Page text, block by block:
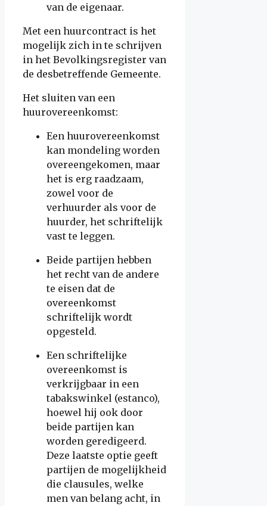
van de eigenaar.
Met een huurcontract is het
mogelijk zich in te schrijven
in het Bevolkingsregister van
de desbetreffende Gemeente.
Het sluiten van een
huurovereenkomst:
Een huurovereenkomst
kan mondeling worden
overeengekomen, maar
het is erg raadzaam,
zowel voor de
verhuurder als voor de
huurder, het schriftelijk
vast te leggen.
Beide partijen hebben
het recht van de andere
te eisen dat de
overeenkomst
schriftelijk wordt
opgesteld.
Een schriftelijke
overeenkomst is
verkrijgbaar in een
tabakswinkel (estanco),
hoewel hij ook door
beide partijen kan
worden geredigeerd.
Deze laatste optie geeft
partijen de mogelijkheid
die clausules, welke
men van belang acht, in